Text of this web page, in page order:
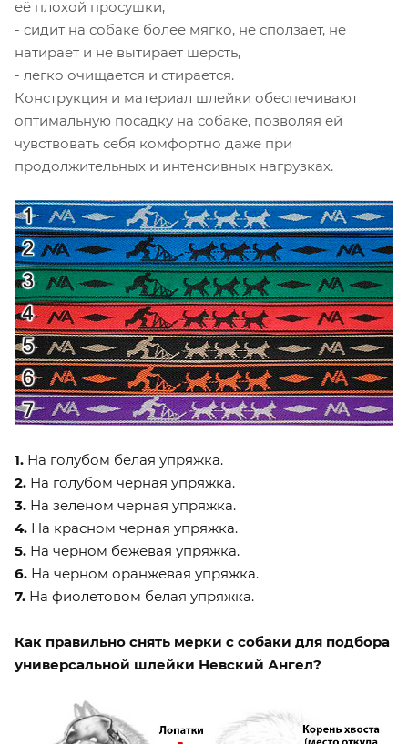
её плохой просушки,
- сидит на собаке более мягко, не сползает, не
натирает и не вытирает шерсть,
- легко очищается и стирается.
Конструкция и материал шлейки обеспечивают
оптимальную посадку на собаке, позволяя ей
чувствовать себя комфортно даже при
продолжительных и интенсивных нагрузках.
1. На голубом белая упряжка.
2. На голубом черная упряжка.
3. На зеленом черная упряжка.
4. На красном черная упряжка.
5. На черном бежевая упряжка.
6. На черном оранжевая упряжка.
7. На фиолетовом белая упряжка.
Как правильно снять мерки с собаки для подбора
универсальной шлейки Невский Ангел?